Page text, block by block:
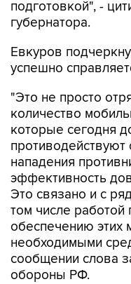
подготовкой", -
губернатора.
Евкуров
успешно
"Это не просто
количество
которые сегодня
нападения
эффективность
Это связано и с
том числе работой
обеспечению этих
необходимыми
сообщении слова
обороны РФ.